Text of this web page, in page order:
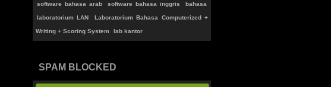
software bahasa arab software bahasa inggris bahasa
laboratorium LAN Laboratorium Bahasa Computerized +
Writing + Scoring System lab kantor
SPAM BLOCKED